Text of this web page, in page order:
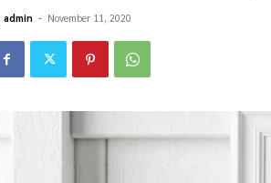
admin - November 11, 2020